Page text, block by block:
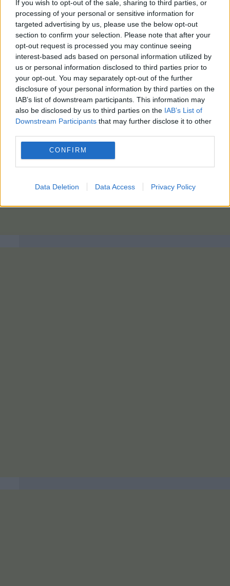
If you wish to opt-out of the sale, sharing to third parties, or
processing of your personal or sensitive information for
targeted advertising by us, please use the below opt-out
section to confirm your selection. Please note that after your
opt-out request is processed you may continue seeing
interest-based ads based on personal information utilized by
us or personal information disclosed to third parties prior to
your opt-out. You may separately opt-out of the further
disclosure of your personal information by third parties on the
IAB’s list of downstream participants. This information may
also be disclosed by us to third parties on the IAB’s List of
Downstream Participants that may further disclose it to other
CONFIRM
Data Deletion Data Access Privacy Policy